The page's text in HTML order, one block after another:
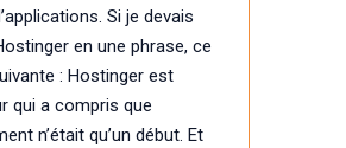
Si je devais
en une phrase, ce
: Hostinger est
qui a compris que
n’était qu’un début. Et